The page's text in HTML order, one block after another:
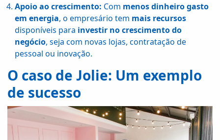
Apoio ao crescimento: Com menos dinheiro gasto
em energia, o empresário tem mais recursos
disponíveis para investir no crescimento do
negócio, seja com novas lojas, contratação de
pessoal ou inovação.
O caso de Jolie: Um exemplo
de sucesso